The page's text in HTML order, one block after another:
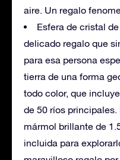
aire. Un regalo
Esfera de cristal
delicado regalo que
para esa persona
tierra de una forma
todo color, que
de 50 ríos
mármol brillante de
incluida para